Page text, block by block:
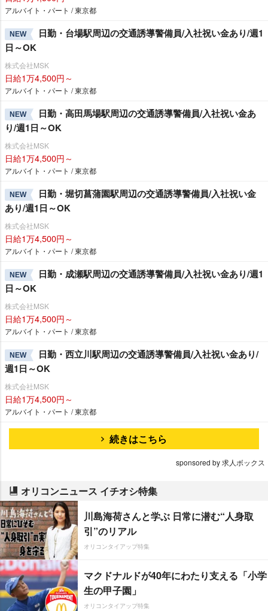
アルバイト・パート / 東京都
NEW
日勤・台場駅周辺の交通誘導警備員/入社祝い金あり/週1
日～OK
株式会社MSK
日給1万4,500円～
アルバイト・パート / 東京都
NEW
日勤・高田馬場駅周辺の交通誘導警備員/入社祝い金あ
り/週1日～OK
株式会社MSK
日給1万4,500円～
アルバイト・パート / 東京都
NEW
日勤・堀切菖蒲園駅周辺の交通誘導警備員/入社祝い金
あり/週1日～OK
株式会社MSK
日給1万4,500円～
アルバイト・パート / 東京都
NEW
日勤・成瀬駅周辺の交通誘導警備員/入社祝い金あり/週1
日～OK
株式会社MSK
日給1万4,500円～
アルバイト・パート / 東京都
NEW
日勤・西立川駅周辺の交通誘導警備員/入社祝い金あり/
週1日～OK
株式会社MSK
日給1万4,500円～
アルバイト・パート / 東京都
続きはこちら
sponsored by 求人ボックス
オリコンニュース イチオシ特集
川島海荷さんと学ぶ 日常に潜む“人身取
引”のリアル
オリコンタイアップ特集
マクドナルドが40年にわたり支える「小学
生の甲子園」
オリコンタイアップ特集